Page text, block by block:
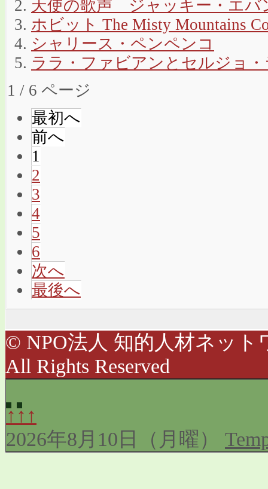
天使の歌声 ジャッキー・エバ
ホビット The Misty Mountains
シャリース・ペンペンコ
ララ・ファビアンとセルジョ
1 / 6 ページ
最初へ
前へ
1
2
3
4
5
6
次へ
最後へ
© NPO法人 知的人材ネット
All Rights Reserved
↑↑↑
2026年8月10日（月曜）